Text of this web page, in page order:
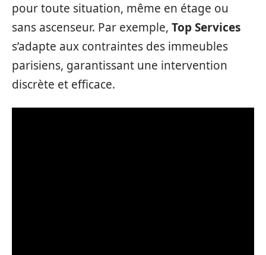
pour toute situation, même en étage ou
sans ascenseur. Par exemple, Top Services
s’adapte aux contraintes des immeubles
parisiens, garantissant une intervention
discrète et efficace.